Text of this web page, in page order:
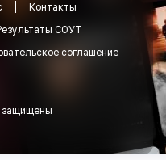
Контакты
СОУТ
соглашение
защищены